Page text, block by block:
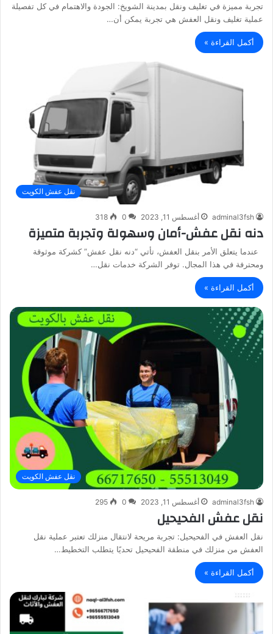
تجربة مميزة في تغليف ونقل بمدينة الشويخ: الجودة والاهتمام في كل تفصيلة
عملية تغليف ونقل العفش هي تجربة يمكن أن…
أكمل القراءة »
نقل عفش الكويت
adminal3fsh أغسطس 11, 2023 0
318
دنه نقل عفش-أمان وسهولة وتجربة متميزة
عندما يتعلق الأمر بنقل العفش، تأتي “دنه نقل عفش” كشركة موثوقة
ومحترفة في هذا المجال. توفر الشركة خدمات نقل…
أكمل القراءة »
نقل عفش الكويت
adminal3fsh أغسطس 11, 2023 0
295
نقل عفش الفحيحيل
نقل العفش في الفحيحيل: تجربة مريحة لانتقال منزلك تعتبر عملية نقل
العفش من منزلك في منطقة الفحيحيل تحديًا يتطلب التخطيط…
أكمل القراءة »